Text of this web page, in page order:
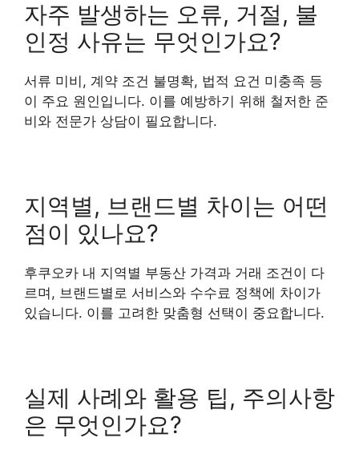
자주 발생하는 오류, 거절, 불
인정 사유는 무엇인가요?
서류 미비, 계약 조건 불명확, 법적 요건 미충족 등
이 주요 원인입니다. 이를 예방하기 위해 철저한 준
비와 전문가 상담이 필요합니다.
지역별, 브랜드별 차이는 어떤
점이 있나요?
후쿠오카 내 지역별 부동산 가격과 거래 조건이 다
르며, 브랜드별로 서비스와 수수료 정책에 차이가
있습니다. 이를 고려한 맞춤형 선택이 중요합니다.
실제 사례와 활용 팁, 주의사항
은 무엇인가요?